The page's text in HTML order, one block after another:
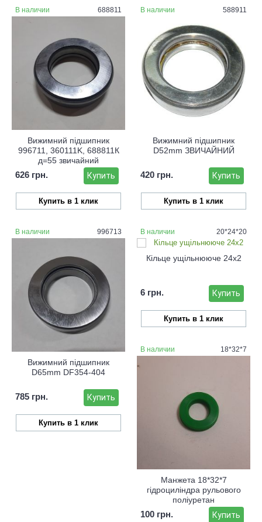
В наличии 688811
Вижимний підшипник
996711, 360111K, 688811К
д=55 звичайний
626 грн. Купить
Купить в 1 клик
В наличии 588911
Вижимний підшипник
D52mm ЗВИЧАЙНИЙ
420 грн. Купить
Купить в 1 клик
В наличии 996713
Вижимний підшипник
D65mm DF354-404
785 грн. Купить
Купить в 1 клик
В наличии 20*24*20
Кільце ущільнююче 24х2
6 грн. Купить
Купить в 1 клик
В наличии 18*32*7
Манжета 18*32*7
гідроциліндра рульового
поліуретан
100 грн. Купить